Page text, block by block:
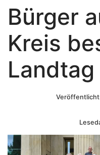
Bürger
Kreis
Landtag